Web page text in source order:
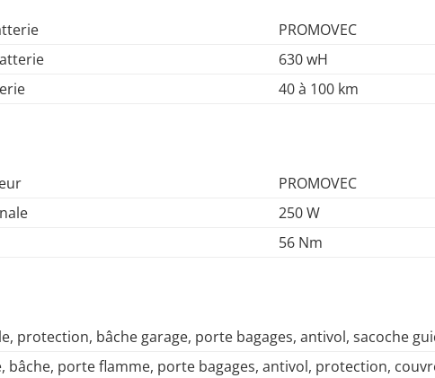
PROMOVEC
630 wH
40 à 100 km
PROMOVEC
250 W
56 Nm
protection, bâche garage, porte bagages, antivol, sacoche
bâche, porte flamme, porte bagages, antivol, protection,